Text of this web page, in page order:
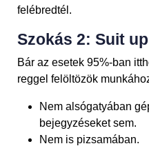
felébredtél.
Szokás 2: Suit
Bár az esetek 95%-ban
reggel felöltözök
Nem alsógatyában
bejegyzéseket sem.
Nem is pizsamában.